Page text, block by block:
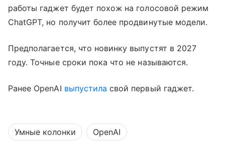
работы гаджет будет похож на голосовой режим
ChatGPT, но получит более продвинутые модели.
Предполагается, что новинку выпустят в 2027
году. Точные сроки пока что не называются.
Ранее OpenAI выпустила свой первый гаджет.
Умные колонки OpenAI